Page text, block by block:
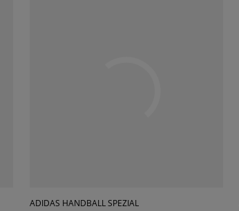
ADIDAS HANDBALL SPEZIAL